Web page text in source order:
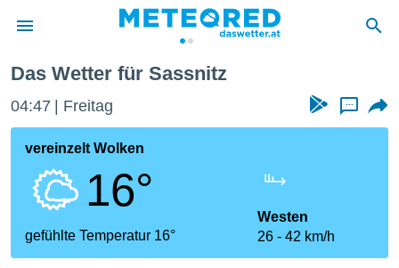
wurde
dass
sind.
diese
Das Wetter für Sassnitz
04:47 Freitag ...
vereinzelt Wolken
16°
gefühlte Temperatur 16°
Westen
26
42 km/h